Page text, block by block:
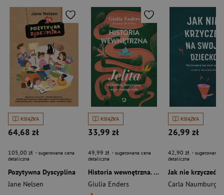
KSIĄŻKA
64,68 zł
105,00 zł - sugerowana cena
detaliczna
Pozytywna Dyscyplina
Jane Nelsen
KSIĄŻKA
33,99 zł
49,99 zł - sugerowana cena
detaliczna
Historia wewnętrzna. Jelita – najbardziej fascynujący organ naszego ciała
Giulia Enders
KSIĄŻKA
26,99 zł
42,90 zł - sugerowana
detaliczna
Carla Naumburg